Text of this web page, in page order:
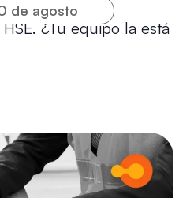
¿Tu equipo la está
de agosto